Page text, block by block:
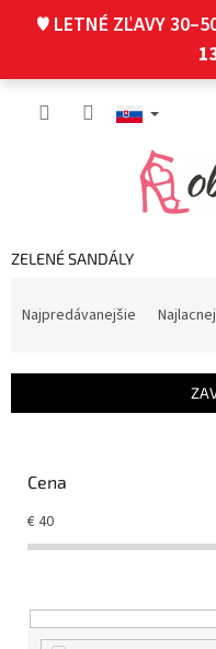
♥ LETNÉ ZĽAVY
ZELENÉ SANDÁLY
i
Najpredávanejšie
Cena
€40